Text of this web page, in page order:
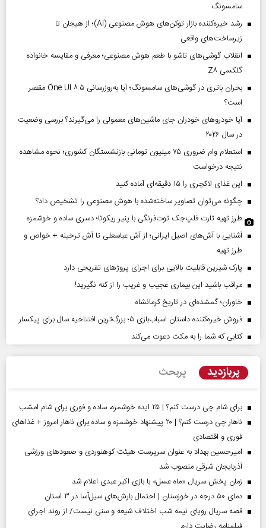
سامسونگ
رشد خیره‌کننده بازار توکن‌های هوش مصنوعی (AI)؛ از هیجان تا
زیرساخت‌های واقعی
انقلاب گوشی‌های تاشو‌ با طعم هوش مصنوعی؛ معرفی و مقایسه خانواده
گلکسی Z۸
بحران باتری در گوشی‌های سامسونگ؛ آیا به‌روزرسانی One UI ۸.۵ مقصر
است؟
آیا خودروهای خودران جای ماشین‌های معمولی را می‌گیرند؟ بررسی وضعیت
در سال ۲۰۲۶
استعلام وام ضروری ۷۵ میلیون تومانی بازنشستگان کشوری؛ نحوه مشاهده
نتیجه درخواست
این غذای لاکچری را ۱۵ دقیقه‌ای آماده کنید
چگونه می‌توان تصاویر ساخته‌شده با هوش مصنوعی را تشخیص داد؟
طرز تهیه تارت فلپ‌جک توت‌فرنگی با پنیر ریکوتا؛ دسری ساده و خوشمزه
آشنایی با آش‌های اصیل ایرانی؛ از آش عباسعلی تا آش ترخینه + خواص و
طرز تهیه
پارک شیرین قابلیت‌ بالایی برای اجرای پروژهای تفریحی دارد
مراقب باشید این بیماری عجیب و غریب را از کنه نگیرید!
خاوران؛ گمشده‌ای در تاریخ کرمانشاه
فروش خیره‌کننده داستان اسباب‌بازی ۵؛ بزرگ‌ترین افتتاحیه سال برای پیکسار
کتابی که شما را به مکث دعوت می‌کند
پربازدید پربحث
برای شام چی درست کنم؟ | ۲۵ ایده خوشمزه، ساده و فوری برای شام امشب
ناهار چی درست کنم؟ | ۲۰ پیشنهاد خوشمزه و ساده برای ناهار امروز + غذاهای
فوری و اقتصادی
امیرحسین بهداد به عنوان سرپرست هیئت کوهنوردی و صعودهای ورزشی
آذربایجان شرقی منصوب شد
زمان پخش سریال «ماه عسل» با بازی اکبر عبدی اعلام شد
دمای ۵۰ درجه در خوزستان | احتمال بارش‌های سیل‌آسا در ۳ استان
قصه سریال رویای نیمه شب اختلاف شیعه و سنی نیست/ از روند اجرای